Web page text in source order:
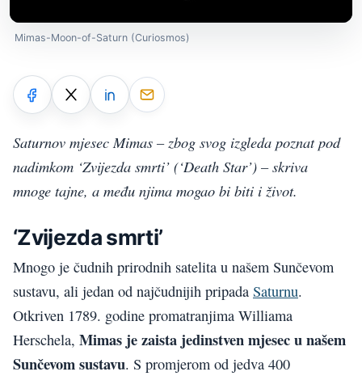
Mimas-Moon-of-Saturn (Curiosmos)
Saturnov mjesec Mimas – zbog svog izgleda poznat pod
nadimkom ‘Zvijezda smrti’ (‘Death Star’) – skriva
mnoge tajne, a među njima mogao bi biti i život.
‘Zvijezda smrti’
Mnogo je čudnih prirodnih satelita u našem Sunčevom
sustavu, ali jedan od najčudnijih pripada Saturnu.
Otkriven 1789. godine promatranjima Williama
Herschela, Mimas je zaista jedinstven mjesec u našem
Sunčevom sustavu. S promjerom od jedva 400